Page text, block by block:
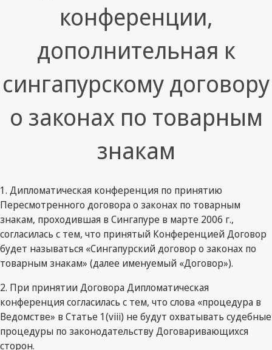
конференции,
дополнительная к
сингапурскому договору
о законах по товарным
знакам
1. Дипломатическая конференция по принятию
Пересмотренного договора о законах по товарным
знакам, проходившая в Сингапуре в марте 2006 г.,
согласилась с тем, что принятый Конференцией Договор
будет называться «Сингапурский договор о законах по
товарным знакам» (далее именуемый «Договор»).
2. При принятии Договора Дипломатическая
конференция согласилась с тем, что слова «процедура в
Ведомстве» в Статье 1(viii) не будут охватывать судебные
процедуры по законодательству Договаривающихся
сторон.